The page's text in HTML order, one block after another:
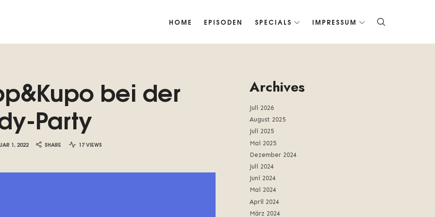
HOME EPISODEN SPECIALS IMPRESSUM
bei der
Party
1, 2022 SHARE 17 VIEWS
Archives
Juli 2026
August 2025
Juli 2025
Mai 2025
Dezember 2024
Juli 2024
Juni 2024
Mai 2024
April 2024
März 2024